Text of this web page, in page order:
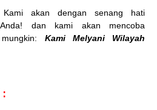
Kami akan dengan senang hati
dan kami akan mencoba
Kami Melyani Wilayah
: